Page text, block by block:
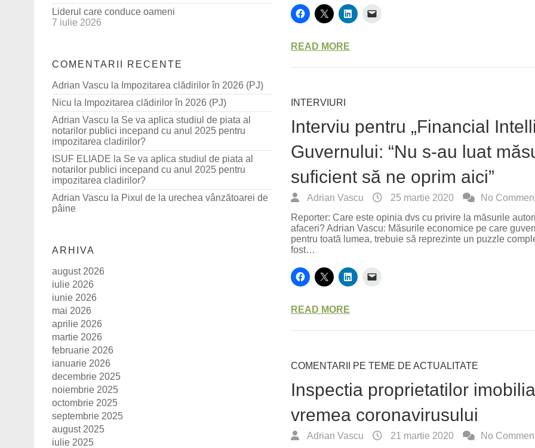
READ MORE
INTERVIURI
Interviu pentru „Financial
Guvernului: “Nu s-au luat
suficient să ne oprim aici”
Adrian Vascu 25 martie 2020
No
Reporter: Care este opinia dvs cu privire la măsurile
afaceri? Adrian Vascu: Măsurile economice pe care
pentru toată lumea, trebuie să reprezinte un puzzle
fost…
READ MORE
COMENTARII PE TEME DE ACTUALITATE
Inspectia proprietatilor
vremea coronavirusului
Adrian Vascu 21 martie 2020 No
Liderul care conduce oameni
7 iulie 2026
COMENTARII RECENTE
Adrian Vascu la Impozitarea clădirilor în 2026 (PJ)
Nicu la Impozitarea clădirilor în 2026 (PJ)
Adrian Vascu la Se va aplica studiul de piata al
notarilor publici incepand cu anul 2025 pentru
impozitarea cladirilor?
ISUF ELIADE la Se va aplica studiul de piata al
notarilor publici incepand cu anul 2025 pentru
impozitarea cladirilor?
Adrian Vascu la Pixul de la urechea vânzătoarei de
pâine
ARHIVA
august 2026
iulie 2026
iunie 2026
mai 2026
aprilie 2026
martie 2026
februarie 2026
ianuarie 2026
decembrie 2025
noiembrie 2025
octombrie 2025
septembrie 2025
august 2025
iulie 2025